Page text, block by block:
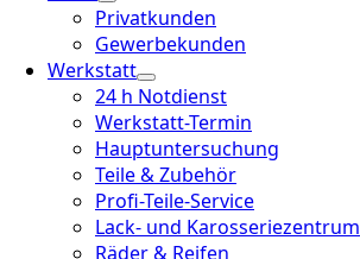
Privatkunden
Gewerbekunden
Werkstatt
24 h Notdienst
Werkstatt-Termin
Hauptuntersuchung
Teile & Zubehör
Profi-Teile-Service
Lack- und Karosseriezentrum
Räder & Reifen